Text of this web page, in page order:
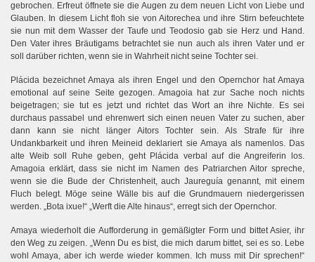
gebrochen. Erfreut öffnete sie die Augen zu dem neuen Licht von Liebe und
Glauben. In diesem Licht floh sie von Aitorechea und ihre Stirn befeuchtete
sie nun mit dem Wasser der Taufe und Teodosio gab sie Herz und Hand.
Den Vater ihres Bräutigams betrachtet sie nun auch als ihren Vater und er
soll darüber richten, wenn sie in Wahrheit nicht seine Tochter sei.
Plácida bezeichnet Amaya als ihren Engel und den Opernchor hat Amaya
emotional auf seine Seite gezogen. Amagoia hat zur Sache noch nichts
beigetragen; sie tut es jetzt und richtet das Wort an ihre Nichte. Es sei
durchaus passabel und ehrenwert sich einen neuen Vater zu suchen, aber
dann kann sie nicht länger Aitors Tochter sein. Als Strafe für ihre
Undankbarkeit und ihren Meineid deklariert sie Amaya als namenlos. Das
alte Weib soll Ruhe geben, geht Plácida verbal auf die Angreiferin los.
Amagoia erklärt, dass sie nicht im Namen des Patriarchen Aitor spreche,
wenn sie die Bude der Christenheit, auch Jaureguía genannt, mit einem
Fluch belegt. Möge seine Wälle bis auf die Grundmauern niedergerissen
werden. „Bota ixue!“ „Werft die Alte hinaus“, erregt sich der Opernchor.
Amaya wiederholt die Aufforderung in gemäßigter Form und bittet Asier, ihr
den Weg zu zeigen. „Wenn Du es bist, die mich darum bittet, sei es so. Lebe
wohl Amaya, aber ich werde wieder kommen. Ich muss mit Dir sprechen!“